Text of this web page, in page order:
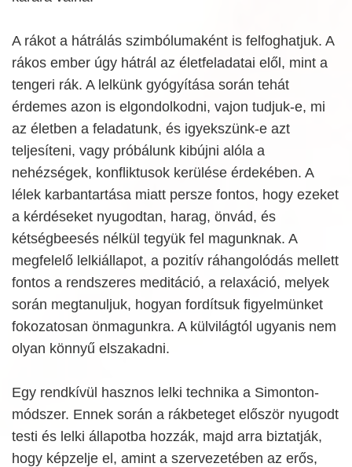
A rákot a hátrálás szimbólumaként is felfoghatjuk. A
rákos ember úgy hátrál az életfeladatai elől, mint a
tengeri rák. A lelkünk gyógyítása során tehát
érdemes azon is elgondolkodni, vajon tudjuk-e, mi
az életben a feladatunk, és igyekszünk-e azt
teljesíteni, vagy próbálunk kibújni alóla a
nehézségek, konfliktusok kerülése érdekében. A
lélek karbantartása miatt persze fontos, hogy ezeket
a kérdéseket nyugodtan, harag, önvád, és
kétségbeesés nélkül tegyük fel magunknak. A
megfelelő lelkiállapot, a pozitív ráhangolódás mellett
fontos a rendszeres meditáció, a relaxáció, melyek
során megtanuljuk, hogyan fordítsuk figyelmünket
fokozatosan önmagunkra. A külvilágtól ugyanis nem
olyan könnyű elszakadni.
Egy rendkívül hasznos lelki technika a Simonton-
módszer. Ennek során a rákbeteget először nyugodt
testi és lelki állapotba hozzák, majd arra biztatják,
hogy képzelje el, amint a szervezetében az erős,